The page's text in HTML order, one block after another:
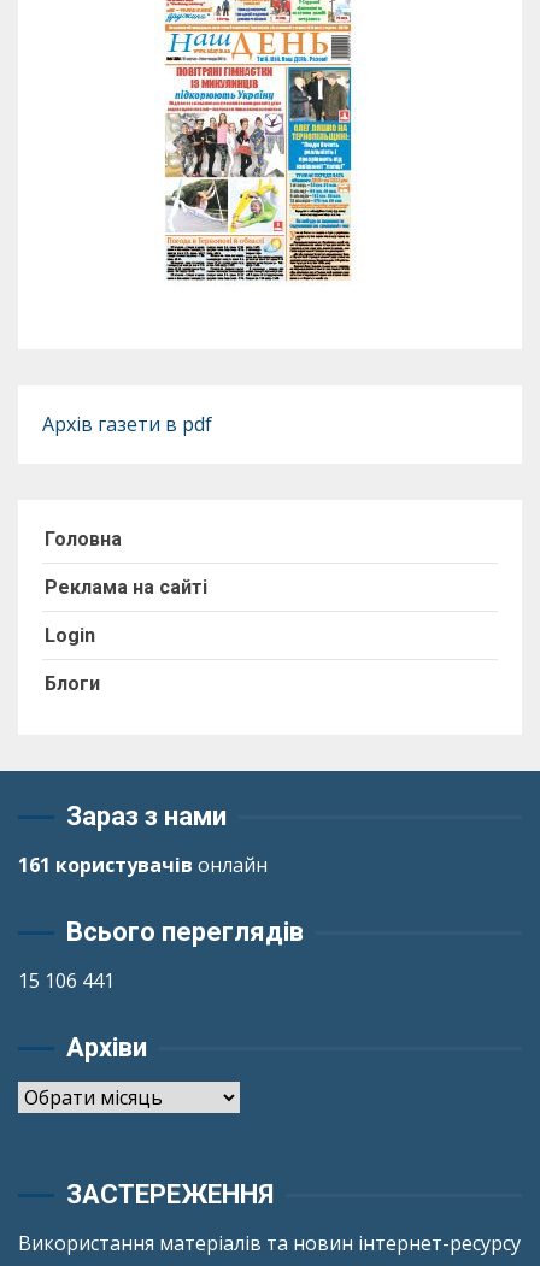
Архів газети в pdf
Головна
Реклама на сайті
Login
Блоги
Зараз з нами
161 користувачів онлайн
Всього переглядів
15 106 441
Архіви
Архіви
ЗАСТЕРЕЖЕННЯ
Використання матеріалів та новин інтернет-ресурсу